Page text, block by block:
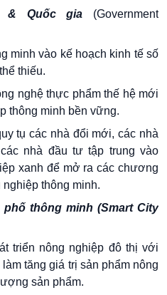
& Quốc gia (Government
minh vào kế hoạch kinh tế số
thiếu.
nghệ thực phẩm thế hệ mới
thông minh bền vững.
tụ các nhà đổi mới, các nhà
nhà đầu tư tập trung vào
xanh để mở ra các chương
thông minh.
thông minh (Smart City
triển nông nghiệp đô thị với
tăng giá trị sản phẩm nông
sản phẩm.